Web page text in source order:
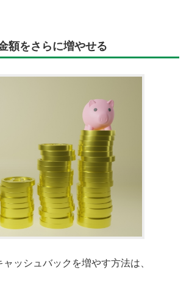
額をさらに増やせる
ャッシュバックを増やす方法は、